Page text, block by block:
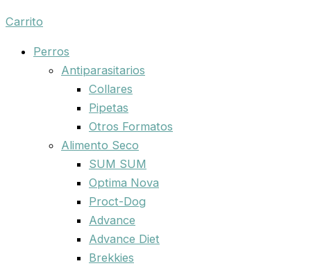
Carrito
Perros
Antiparasitarios
Collares
Pipetas
Otros Formatos
Alimento Seco
SUM SUM
Optima Nova
Proct-Dog
Advance
Advance Diet
Brekkies